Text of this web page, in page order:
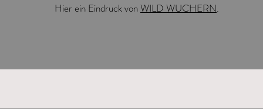
Hier ein Eindruck vonWILD WUCHERN.